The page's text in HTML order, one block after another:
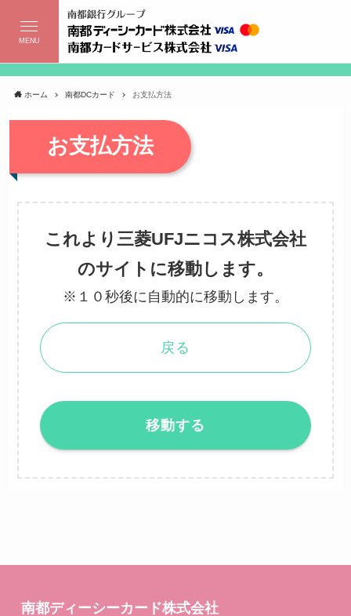
MENU
ホーム 南都DCカード お支払方法
お支払方法
これより三菱UFJニコス株式会社
のサイトに移動します。
※１０秒後に自動的に移動します。
戻る
移動する
南都ディーシーカード株式会社